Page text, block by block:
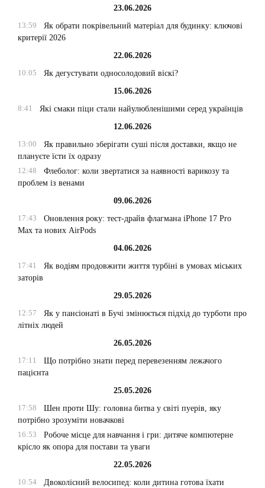
23.06.2026
13:59
Як обрати покрівельний матеріал для будинку: ключові
критерії 2026
22.06.2026
10:05
Як дегустувати односолодовий віскі?
15.06.2026
8:41
Які смаки піци стали найулюбленішими серед українців
12.06.2026
13:00
Як правильно зберігати суші після доставки, якщо не
плануєте їсти їх одразу
12:48
Флеболог: коли звертатися за наявності варикозу та
проблем із венами
09.06.2026
17:43
Оновлення року: тест-драйв флагмана iPhone 17 Pro
Max та нових AirPods
04.06.2026
17:41
Як водіям продовжити життя турбіні в умовах міських
заторів
29.05.2026
12:57
Як у пансіонаті в Бучі змінюється підхід до турботи про
літніх людей
26.05.2026
17:11
Що потрібно знати перед перевезенням лежачого
пацієнта
25.05.2026
17:58
Шен проти Шу: головна битва у світі пуерів, яку
потрібно зрозуміти новачкові
16:53
Робоче місце для навчання і гри: дитяче компютерне
крісло як опора для постави та уваги
22.05.2026
10:54
Двоколісний велосипед: коли дитина готова їхати